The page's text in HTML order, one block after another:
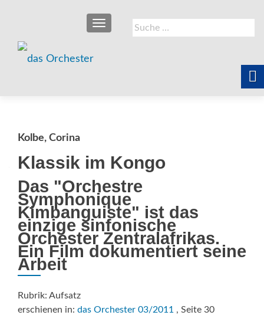
Suche
nach:
SCHALTE NAVIGATION
Kolbe, Corina
Klassik im Kongo
Das "Orchestre
Symphonique
Kimbanguiste" ist das
einzige sinfonische
Orchester Zentralafrikas.
Ein Film dokumentiert seine
Arbeit
Rubrik: Aufsatz
erschienen in: das Orchester 03/2011 , Seite 30